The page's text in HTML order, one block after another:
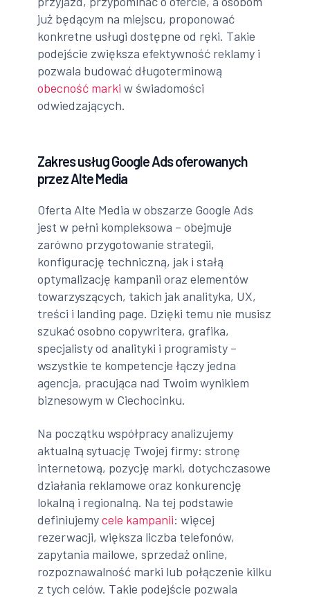
już będącym na miejscu, proponować
konkretne usługi dostępne od ręki. Takie
podejście zwiększa efektywność reklamy i
pozwala budować długoterminową
obecność marki w świadomości
odwiedzających.
Zakres usług Google Ads oferowanych
przez Alte Media
Oferta Alte Media w obszarze Google Ads
jest w pełni kompleksowa – obejmuje
zarówno przygotowanie strategii,
konfigurację techniczną, jak i stałą
optymalizację kampanii oraz elementów
towarzyszących, takich jak analityka, UX,
treści i landing page. Dzięki temu nie musisz
szukać osobno copywritera, grafika,
specjalisty od analityki i programisty –
wszystkie te kompetencje łączy jedna
agencja, pracująca nad Twoim wynikiem
biznesowym w Ciechocinku.
Na początku współpracy analizujemy
aktualną sytuację Twojej firmy: stronę
internetową, pozycję marki, dotychczasowe
działania reklamowe oraz konkurencję
lokalną i regionalną. Na tej podstawie
definiujemycele kampanii: więcej
rezerwacji, większa liczba telefonów,
zapytania mailowe, sprzedaż online,
rozpoznawalność marki lub połączenie kilku
z tych celów. Takie podejście pozwala